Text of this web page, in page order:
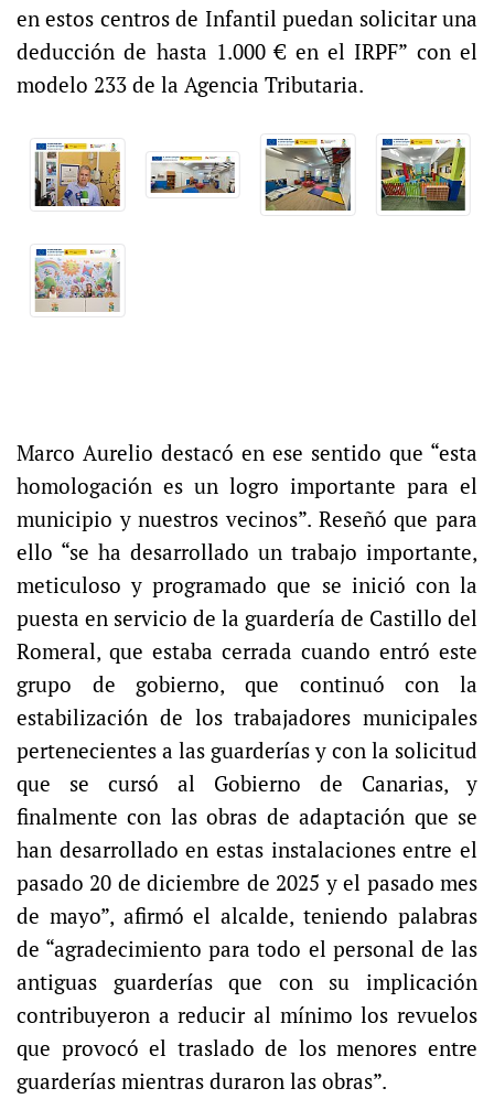
en estos centros de Infantil puedan solicitar una
deducción de hasta 1.000 € en el IRPF” con el
modelo 233 de la Agencia Tributaria.
Marco Aurelio destacó en ese sentido que “esta
homologación es un logro importante para el
municipio y nuestros vecinos”. Reseñó que para
ello “se ha desarrollado un trabajo importante,
meticuloso y programado que se inició con la
puesta en servicio de la guardería de Castillo del
Romeral, que estaba cerrada cuando entró este
grupo de gobierno, que continuó con la
estabilización de los trabajadores municipales
pertenecientes a las guarderías y con la solicitud
que se cursó al Gobierno de Canarias, y
finalmente con las obras de adaptación que se
han desarrollado en estas instalaciones entre el
pasado 20 de diciembre de 2025 y el pasado mes
de mayo”, afirmó el alcalde, teniendo palabras
de “agradecimiento para todo el personal de las
antiguas guarderías que con su implicación
contribuyeron a reducir al mínimo los revuelos
que provocó el traslado de los menores entre
guarderías mientras duraron las obras”.